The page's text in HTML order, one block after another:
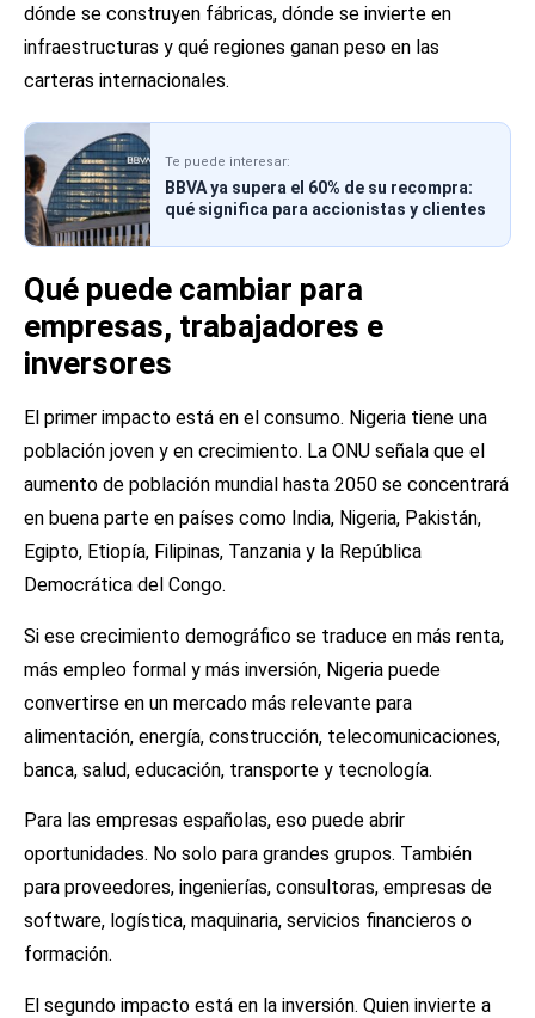
dónde se construyen fábricas, dónde se invierte en
infraestructuras y qué regiones ganan peso en las
carteras internacionales.
Te puede interesar:
BBVA ya supera el 60% de su recompra:
qué significa para accionistas y clientes
Qué puede cambiar para
empresas, trabajadores e
inversores
El primer impacto está en el consumo. Nigeria tiene una
población joven y en crecimiento. La ONU señala que el
aumento de población mundial hasta 2050 se concentrará
en buena parte en países como India, Nigeria, Pakistán,
Egipto, Etiopía, Filipinas, Tanzania y la República
Democrática del Congo.
Si ese crecimiento demográfico se traduce en más renta,
más empleo formal y más inversión, Nigeria puede
convertirse en un mercado más relevante para
alimentación, energía, construcción, telecomunicaciones,
banca, salud, educación, transporte y tecnología.
Para las empresas españolas, eso puede abrir
oportunidades. No solo para grandes grupos. También
para proveedores, ingenierías, consultoras, empresas de
software, logística, maquinaria, servicios financieros o
formación.
El segundo impacto está en la inversión. Quien invierte a